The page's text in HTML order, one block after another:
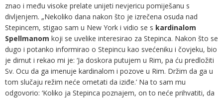
znao i među visoke prelate unijeti nevjericu pomiješanu s
divljenjem. „Nekoliko dana nakon što je izrečena osuda nad
Stepincem, stigao sam u New York i vidio se s kardinalom
Spellmanom koji se uvelike interesirao za Stepinca. Nakon što se
dugo i potanko informirao o Stepincu kao svećeniku i čovjeku, bio
je dirnut i rekao mi je: ‘Ja doskora putujem u Rim, pa ću predložiti
Sv. Ocu da ga imenuje kardinalom i pozove u Rim. Držim da ga u
tom slučaju režim neće ometati da iziđe.’ Na to sam mu
odgovorio: ‘Koliko ja Stepinca poznajem, on to neće prihvatiti, da